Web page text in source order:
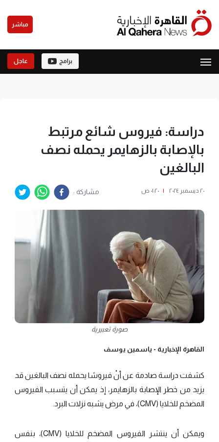
مباشر
برامج عاجل
دراسة: فيروس شائع مرتبط
بالإصابة بالزهايمر يحمله نصف
البالغين
٢٠ ديسمبر ٢٠٢٤ | ٠١:٢٠ ص مشاركة :
صورة تعبيرية
القاهرة الإخبارية - ياسمين يوسف
كشفت دراسة صادمة عن أنْ فيروسًا يحمله نصف البالغين قد
يزيد من خطر الإصابة بالزهايمر، إذ يمكن أن يتسبب الفيروس
المضخم للخلايا (CMV)، في مرض يشبه نزلات البرد.
ويمكن أن ينتشر الفيروس المضخم للخلايا (CMV)، بنفس